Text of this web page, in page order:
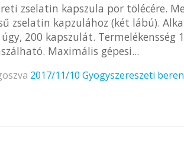
zselatin kapszula por tölécére.
zselatin kapzulához (két lábú).
úgy, 200 kapszulát.
Maximális gépesi...
2017/11/10 Gyogyszereszeti